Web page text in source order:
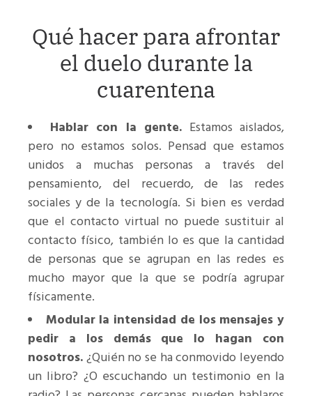
Qué hacer para afrontar
el duelo durante la
cuarentena
Hablar con la gente. Estamos aislados,
pero no estamos solos. Pensad que estamos
unidos a muchas personas a través del
pensamiento, del recuerdo, de las redes
sociales y de la tecnología. Si bien es verdad
que el contacto virtual no puede sustituir al
contacto físico, también lo es que la cantidad
de personas que se agrupan en las redes es
mucho mayor que la que se podría agrupar
físicamente.
Modular la intensidad de los mensajes y
pedir a los demás que lo hagan con
nosotros.¿Quién no se ha conmovido leyendo
un libro? ¿O escuchando un testimonio en la